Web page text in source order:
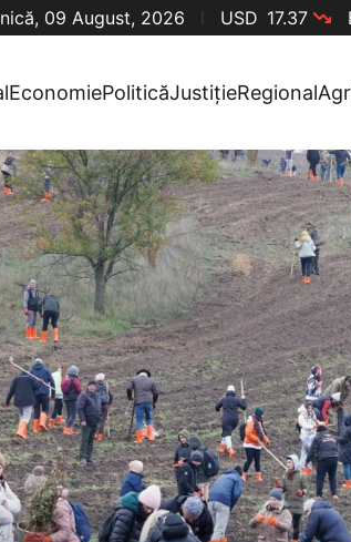
09 August, 2026 USD 17.37
EconomiePoliticăJustițieRegional